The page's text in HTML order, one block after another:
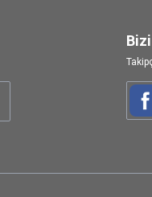
Bizi